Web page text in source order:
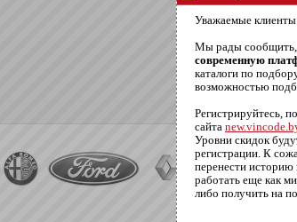
Уважаемые клиенты
Мы рады сообщить,
современную
каталоги по
возможностью
Регистрируйтесь,
сайта
Уровни скидок
регистрации. К
перенести историю
работать еще как
либо получить на